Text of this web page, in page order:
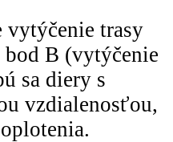
trasy
B (vytýčenie
sa diery s
vzdialenosťou,